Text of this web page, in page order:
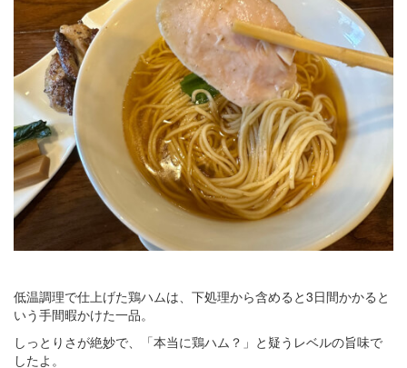
低温調理で仕上げた鶏ハムは、下処理から含めると3日間かかると
いう手間暇かけた一品。
しっとりさが絶妙で、「本当に鶏ハム？」と疑うレベルの旨味で
したよ。